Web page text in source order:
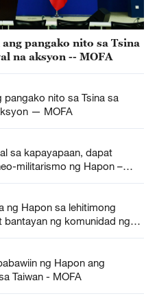
pangako nito sa Tsina
na aksyon -- MOFA
nito sa Tsina sa
— MOFA
sa kapayapaan, dapat
militarismo ng Hapon –
ng Hapon sa lehitimong
ng komunidad ng
ng Hapon ang
Taiwan - MOFA